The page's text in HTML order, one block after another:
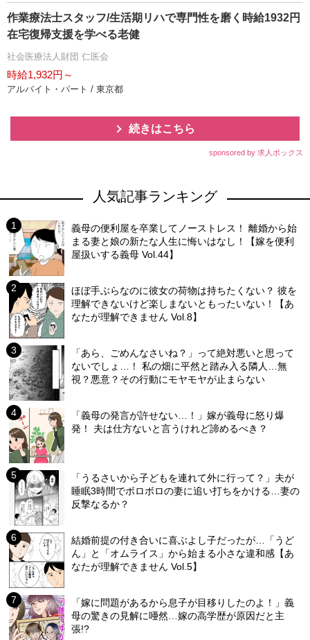
作業療法士スタッフ/生活期リハで専門性を磨く時給1932円
在宅復帰支援を学べる老健
社会医療法人財団 仁医会
時給1,932円～
アルバイト・パート / 東京都
続きはこちら
sponsored by 求人ボックス
人気記事ランキング
義母の便利屋を卒業してノーストレス！ 離婚から始
まる妻と娘の新たな人生に悔いはなし！【嫁を便利
屋扱いする義母 Vol.44】
ほぼ手ぶらなのに彼女の荷物は持ちたくない？ 彼を
理解できないけど楽しまないともったいない！【あ
なたが理解できません Vol.8】
「あら、ごめんなさいね？」って絶対悪いと思って
ないでしょ…！ 私の畑に平然と踏み入る隣人…無
視？悪意？その行動にモヤモヤが止まらない
「義母の発言が許せない…！」嫁が義母に怒り爆
発！ 夫は仕方ないと言うけれど諦めるべき？
「うるさいから子どもを連れて外に行って？」夫が
睡眠3時間でボロボロの妻に追い打ちをかける…妻の
反撃なるか？
結婚前提の付き合いに喜ぶよし子だったが…「うど
ん」と「オムライス」から始まる小さな違和感【あ
なたが理解できません Vol.5】
「嫁に問題があるから息子が目移りしたのよ！」義
母の驚きの見解に唖然…嫁の高学歴が原因だと主
張!?